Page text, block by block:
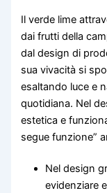
Il verde lime
dai frutti della
dal design di
sua vivacità si
esaltando luce e
quotidiana. Nel
estetica e
segue funzione”
Nel design
evidenziare